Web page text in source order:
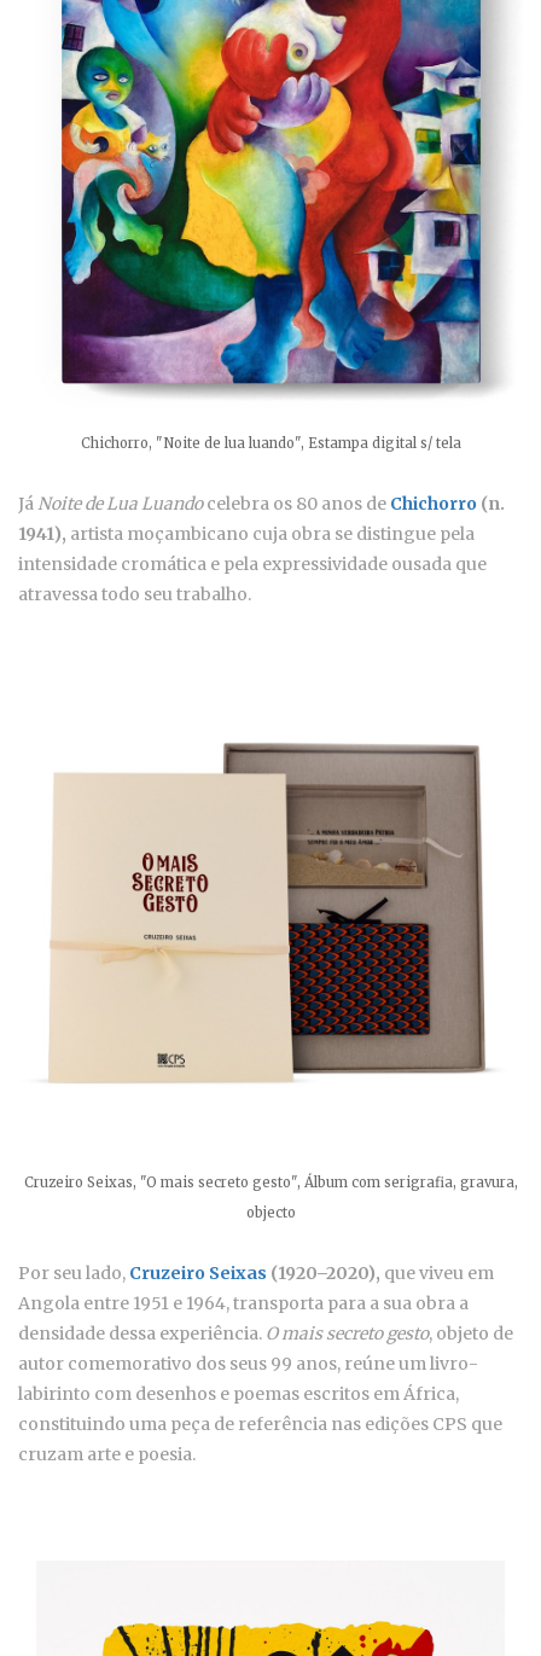
Chichorro, "Noite de lua luando", Estampa digital s/ tela
JáNoite de Lua Luandocelebra os 80 anos de Chichorro (n.
1941), artista moçambicano cuja obra se distingue pela
intensidade cromática e pela expressividade ousada que
atravessa todo seu trabalho.
Cruzeiro Seixas, "O mais secreto gesto", Álbum com serigrafia, gravura,
objecto
Por seu lado, Cruzeiro Seixas (1920–2020), que viveu em
Angola entre 1951 e 1964, transporta para a sua obra a
densidade dessa experiência. O mais secreto gesto, objeto de
autor comemorativo dos seus 99 anos, reúne um livro-
labirinto com desenhos e poemas escritos em África,
constituindo uma peça de referência nas edições CPS que
cruzam arte e poesia.